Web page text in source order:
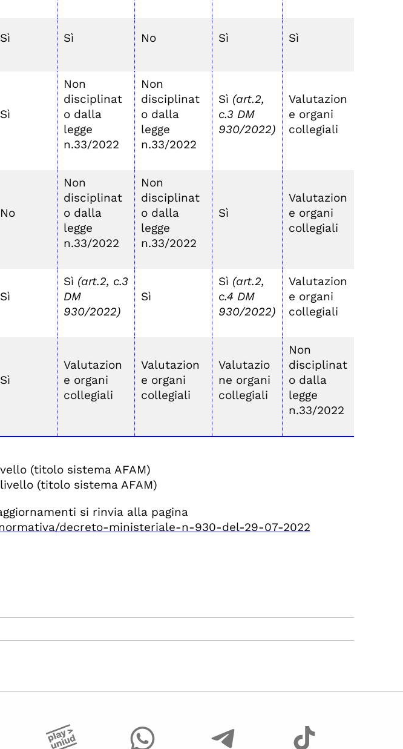
Sì Sì No Sì Sì
Sì
Non
disciplinat
o dalla
legge
n.33/2022
Non
disciplinat
o dalla
legge
n.33/2022
Sì (art.2,
c.3 DM
930/2022)
Valutazion
e organi
collegiali
No
Non
disciplinat
o dalla
legge
n.33/2022
Non
disciplinat
o dalla
legge
n.33/2022
Sì
Valutazion
e organi
collegiali
Sì
Sì (art.2, c.3
DM
930/2022)
Sì
Sì (art.2,
c.4 DM
930/2022)
Valutazion
e organi
collegiali
Sì
Valutazion
e organi
collegiali
Valutazion
e organi
collegiali
Valutazio
ne organi
collegiali
Non
disciplinat
o dalla
legge
n.33/2022
(titolo sistema AFAM)
(titolo sistema AFAM)
si rinvia alla pagina
decreto-ministeriale-n-930-del-29-07-2022